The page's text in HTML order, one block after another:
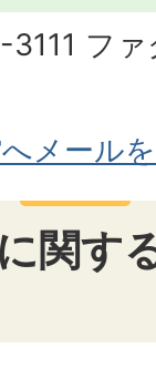
フ
メール
関す